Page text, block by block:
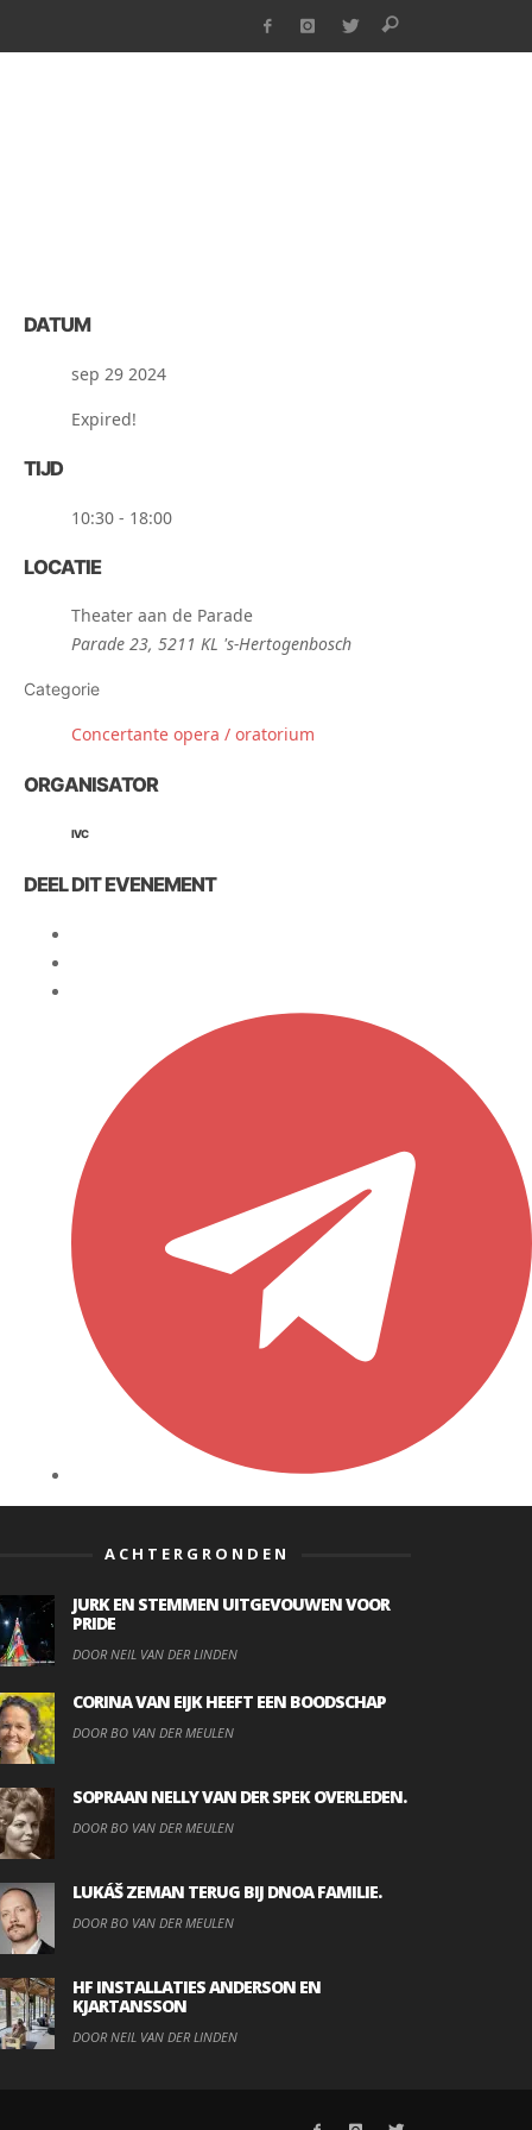
DATUM
sep 29 2024
Expired!
TIJD
10:30 - 18:00
LOCATIE
Theater aan de Parade
Parade 23, 5211 KL 's-Hertogenbosch
Categorie
Concertante opera / oratorium
ORGANISATOR
IVC
DEEL DIT EVENEMENT
ACHTERGRONDEN
JURK EN STEMMEN UITGEVOUWEN VOOR
PRIDE
DOOR NEIL VAN DER LINDEN
CORINA VAN EIJK HEEFT EEN BOODSCHAP
DOOR BO VAN DER MEULEN
SOPRAAN NELLY VAN DER SPEK OVERLEDEN.
DOOR BO VAN DER MEULEN
LUKÁŠ ZEMAN TERUG BIJ DNOA FAMILIE.
DOOR BO VAN DER MEULEN
HF INSTALLATIES ANDERSON EN
KJARTANSSON
DOOR NEIL VAN DER LINDEN